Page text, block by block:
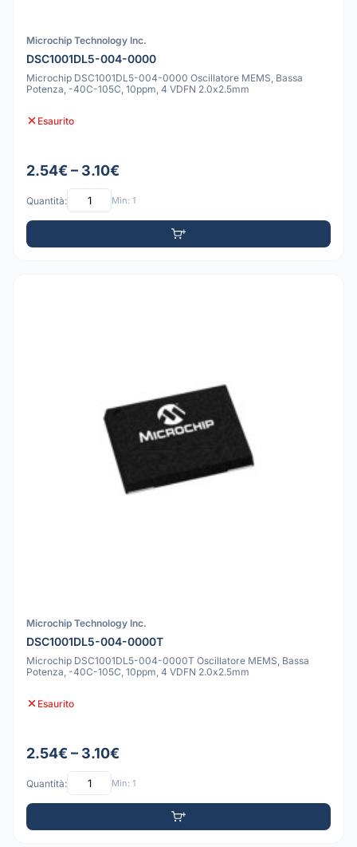
Microchip Technology Inc.
DSC1001DL5-004-0000
Microchip DSC1001DL5-004-0000 Oscillatore MEMS, Bassa
Potenza, -40C-105C, 10ppm, 4 VDFN 2.0x2.5mm
Esaurito
2.54€ – 3.10€
Quantità: Min: 1
Microchip Technology Inc.
DSC1001DL5-004-0000T
Microchip DSC1001DL5-004-0000T Oscillatore MEMS, Bassa
Potenza, -40C-105C, 10ppm, 4 VDFN 2.0x2.5mm
Esaurito
2.54€ – 3.10€
Quantità: Min: 1